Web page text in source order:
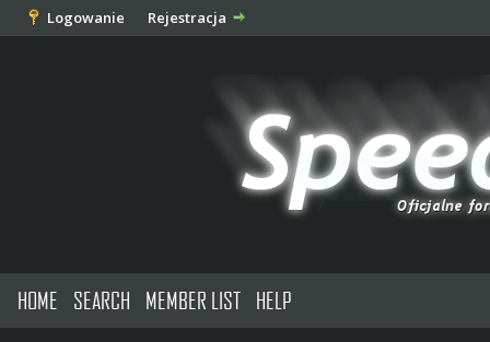
Logowanie Rejestracja
HOME SEARCH MEMBER LIST HELP